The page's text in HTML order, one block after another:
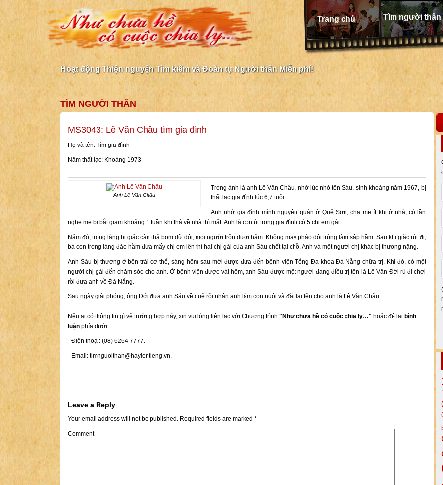
Trang chủ Tìm người thân
Hoạt động Thiện nguyện Tìm kiếm và Đoàn tụ Người thân Miễn phí!
TÌM NGƯỜI THÂN
MS3043: Lê Văn Châu tìm gia đình
Họ và tên: Tìm gia đình
Năm thất lạc: Khoảng 1973
Anh Lê Văn Châu
Trong ảnh là anh Lê Văn Châu, nhớ lúc nhỏ tên Sáu, sinh khoảng năm 1967, bị
thất lạc gia đình lúc 6,7 tuổi.
Anh nhớ gia đình mình nguyên quán ở Quế Sơn, cha mẹ ít khi ở nhà, có lần
nghe mẹ bị bắt giam khoảng 1 tuần khi thả về nhà thì mất. Anh là con út trong gia đình có 5 chị em gái
Năm đó, trong làng bị giặc càn thả bom dữ dội, mọi người trốn dưới hầm. Không may pháo dội trúng làm sập hầm. Sau khi giặc rút đi,
bà con trong làng đào hầm đưa mấy chị em lên thì hai chị gái của anh Sáu chết tại chỗ. Anh và một người chị khác bị thương nặng.
Anh Sáu bị thương ở bên trái cơ thể, sáng hôm sau mới được đưa đến bệnh viện Tổng Đa khoa Đà Nẵng chữa trị. Khi đó, có một
người chị gái đến chăm sóc cho anh. Ở bệnh viện được vài hôm, anh Sáu được một người đang điều trị tên là Lê Văn Đới rủ đi chơi
rồi đưa anh về Đà Nẵng.
Sau ngày giải phóng, ông Đới đưa anh Sáu về quê rồi nhận anh làm con nuôi và đặt lại tên cho anh là Lê Văn Châu.
Nếu ai có thông tin gì về trường hợp này, xin vui lòng liên lạc với Chương trình "Như chưa hề có cuộc chia ly…" hoặc để lại bình
luận phía dưới.
- Điện thoại: (08) 6264 7777.
- Email: timnguoithan@haylentieng.vn.
Leave a Reply
Your email address will not be published. Required fields are marked *
Comment